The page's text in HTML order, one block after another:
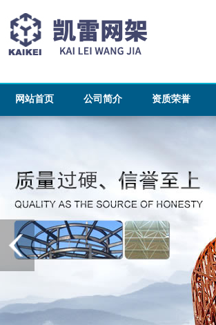
网站首页 公司简介 资质荣誉